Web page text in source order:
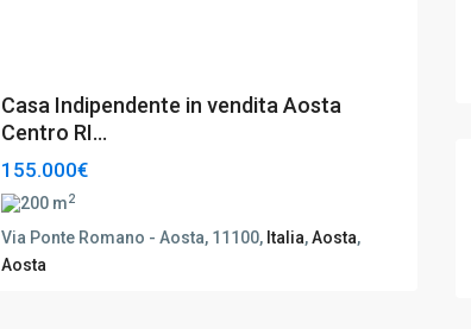
Casa Indipendente in vendita Aosta
Centro RI...
155.000€
200 m2
Via Ponte Romano - Aosta, 11100, Italia,Aosta,
Aosta